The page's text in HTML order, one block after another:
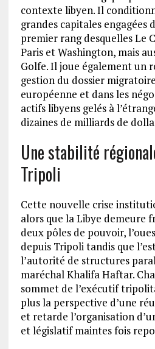
contexte libyen. Il
grandes capitales engagées
premier rang desquelles Le
Paris et Washington, mais
Golfe. Il joue également un
gestion du dossier
européenne et dans les
actifs libyens gelés à
dizaines de milliards de
Une stabilité
Tripoli
Cette nouvelle crise
alors que la Libye demeure
deux pôles de pouvoir,
depuis Tripoli tandis que
l’autorité de structures
maréchal Khalifa Haftar.
sommet de l’exécutif
plus la perspective d’une
et retarde l’organisation
et législatif maintes fois